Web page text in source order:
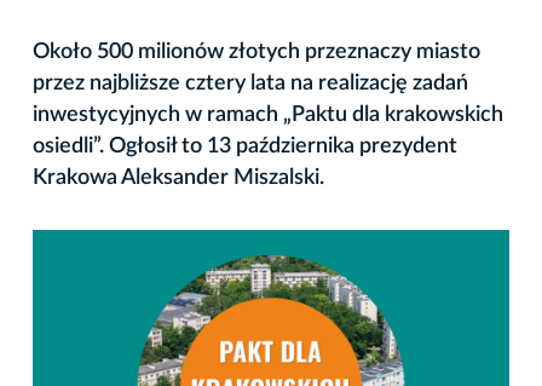
Około 500 milionów złotych przeznaczy miasto
przez najbliższe cztery lata na realizację zadań
inwestycyjnych w ramach „Paktu dla krakowskich
osiedli”. Ogłosił to 13 października prezydent
Krakowa Aleksander Miszalski.